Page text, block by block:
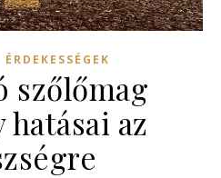
ÉRDEKESSÉGEK
szőlőmag
az